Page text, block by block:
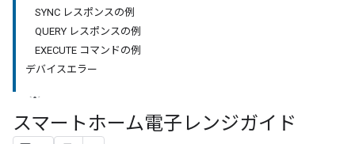
SYNC レスポンスの例
QUERY レスポンスの例
EXECUTE コマンドの例
デバイスエラー
スマートホーム電子レンジガイド